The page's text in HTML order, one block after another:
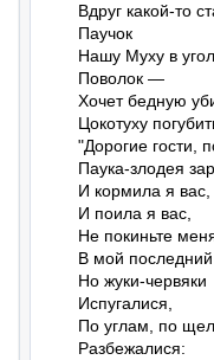
Вдруг какой-то
Паучок
Нашу Муху в
Поволок —
Хочет бедную
Цокотуху
"Дорогие гости,
Паука-злодея
И кормила я вас,
И поила я вас,
Не покиньте
В мой
Но жуки-червяки
Испугалися,
По углам, по
Разбежалися: